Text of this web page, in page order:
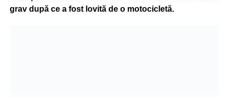
grav după ce a fost lovită de o motocicletă.